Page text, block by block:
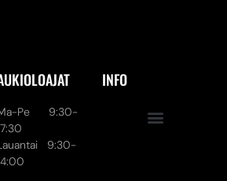
Pe 9:30-
9:30-
INFO